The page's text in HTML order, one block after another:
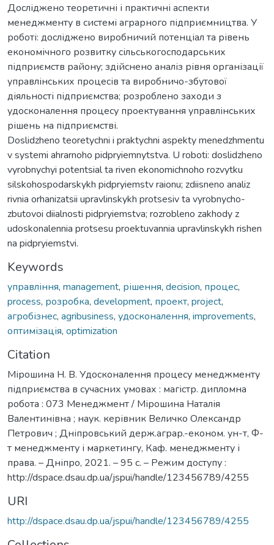
Досліджено теоретичні і практичні аспекти
менеджменту в системі аграрного підприємництва. У
роботі: досліджено виробничий потенціал та рівень
економічного розвитку сільськогосподарських
підприємств району; здійснено аналіз рівня організації
управлінських процесів та виробничо-збутової
діяльності підприємства; розроблено заходи з
удосконалення процесу проектування управлінських
рішень на підприємстві.
Doslidzheno teoretychni i praktychni aspekty menedzhmentu
v systemi ahrarnoho pidpryiemnytstva. U roboti: doslidzheno
vyrobnychyi potentsial ta riven ekonomichnoho rozvytku
silskohospodarskykh pidpryiemstv raionu; zdiisneno analiz
rivnia orhanizatsii upravlinskykh protsesiv ta vyrobnycho-
zbutovoi diialnosti pidpryiemstva; rozrobleno zakhody z
udoskonalennia protsesu proektuvannia upravlinskykh rishen
na pidpryiemstvi.
Keywords
управління, management, рішення, decision, процес,
process, розробка, development, проект, project,
агробізнес, agribusiness, удосконалення, improvements,
оптимізація, optimization
Citation
Мірошина Н. В. Удосконалення процесу менеджменту
підприємства в сучасних умовах : магістр. дипломна
робота : 073 Менеджмент / Мірошина Наталія
Валентинівна ; наук. керівник Величко Олександр
Петрович ; Дніпровський держ.аграр.-економ. ун-т, Ф-
т менеджменту і маркетингу, Каф. менеджменту і
права. – Дніпро, 2021. – 95 с. – Режим доступу :
http://dspace.dsau.dp.ua/jspui/handle/123456789/4255
URI
http://dspace.dsau.dp.ua/jspui/handle/123456789/4255